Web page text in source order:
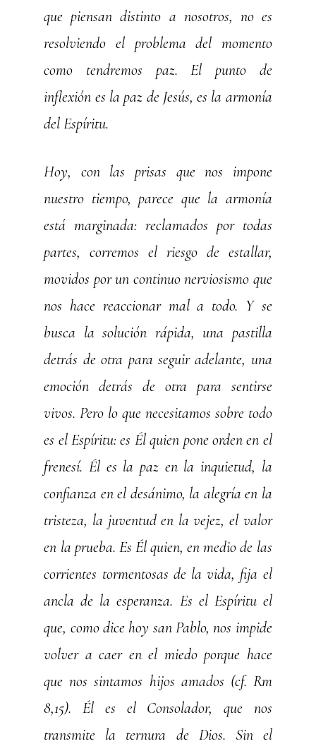
que piensan distinto a nosotros, no es
resolviendo el problema del momento
como tendremos paz. El punto de
inflexión es la paz de Jesús, es la armonía
del Espíritu.
Hoy, con las prisas que nos impone
nuestro tiempo, parece que la armonía
está marginada: reclamados por todas
partes, corremos el riesgo de estallar,
movidos por un continuo nerviosismo que
nos hace reaccionar mal a todo. Y se
busca la solución rápida, una pastilla
detrás de otra para seguir adelante, una
emoción detrás de otra para sentirse
vivos. Pero lo que necesitamos sobre todo
es el Espíritu: es Él quien pone orden en el
frenesí. Él es la paz en la inquietud, la
confianza en el desánimo, la alegría en la
tristeza, la juventud en la vejez, el valor
en la prueba. Es Él quien, en medio de las
corrientes tormentosas de la vida, fija el
ancla de la esperanza. Es el Espíritu el
que, como dice hoy san Pablo, nos impide
volver a caer en el miedo porque hace
que nos sintamos hijos amados (cf. Rm
8,15). Él es el Consolador, que nos
transmite la ternura de Dios. Sin el